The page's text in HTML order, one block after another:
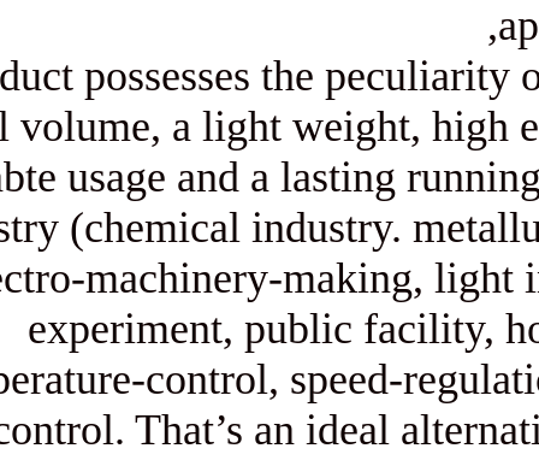
This product possesses the
a small volume, a light
and reliabte usage and a
in industry (chemical
electro-machinery-
experiment, public
temperature-control,
power-control. That’s an